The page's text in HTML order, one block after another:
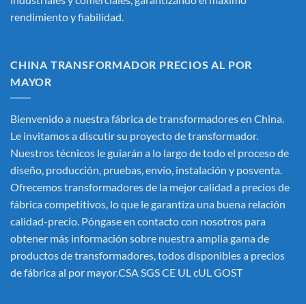
rendimiento y fiabilidad.
CHINA TRANSFORMADOR PRECIOS AL POR
MAYOR
Bienvenido a nuestra fábrica de transformadores en China.
Le invitamos a discutir su proyecto de transformador.
Nuestros técnicos le guiarán a lo largo de todo el proceso de
diseño, producción, pruebas, envío, instalación y posventa.
Ofrecemos transformadores de la mejor calidad a precios de
fábrica competitivos, lo que le garantiza una buena relación
calidad-precio. Póngase en contacto con nosotros para
obtener más información sobre nuestra amplia gama de
productos de transformadores, todos disponibles a precios
de fábrica al por mayor.CSA SGS CE UL cUL GOST